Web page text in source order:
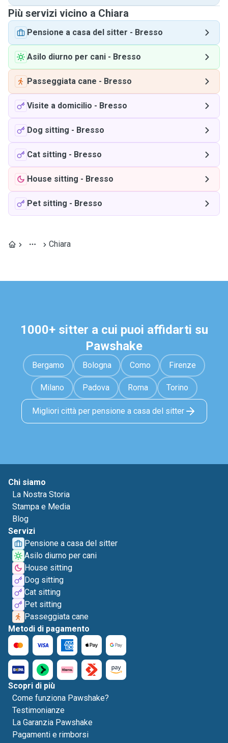
Più servizi vicino a Chiara
Pensione a casa del sitter - Bresso
Asilo diurno per cani - Bresso
Passeggiata cane - Bresso
Visite a domicilio - Bresso
Dog sitting - Bresso
Cat sitting - Bresso
House sitting - Bresso
Pet sitting - Bresso
Chiara
1000+ sitter a cui puoi affidarti su
Pawshake
Bergamo Bologna Como Firenze
Milano Padova Roma Torino
Migliori città per pensione a casa del sitter
Chi siamo
La Nostra Storia
Stampa e Media
Blog
Servizi
Pensione a casa del sitter
Asilo diurno per cani
House sitting
Dog sitting
Cat sitting
Pet sitting
Passeggiata cane
Metodi di pagamento
Scopri di più
Come funziona Pawshake?
Testimonianze
La Garanzia Pawshake
Pagamenti e rimborsi